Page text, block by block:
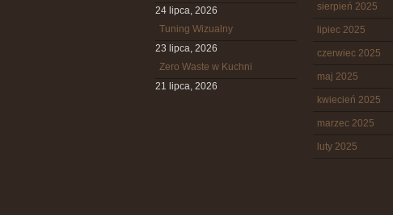
24 lipca, 2026
Tuning Wizualny
23 lipca, 2026
Zero Waste w Kuchni
21 lipca, 2026
sierpień 2025
lipiec 2025
czerwiec 2025
maj 2025
kwiecień 2025
marzec 2025
luty 2025